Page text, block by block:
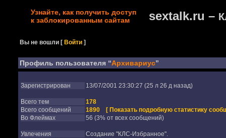
Узнайте, как получить доступ
к заблокированным сайтам
sextalk.ru –
Вы не вошли [Войти ]
Профиль пользователя “Архивариус”
Зарегистрирован 13/07/2001 23:30:27 (25 л 26 д назад)
Всего тем
178
Всего сообщений
1890
[ Показать подробную статистику
Во Флеймах
56 (3% от всех сообщений)
Увлечения
Создание "КЛС-Избранное".